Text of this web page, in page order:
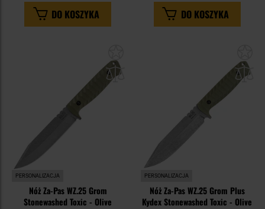
DO KOSZYKA DO KOSZYKA
PERSONALIZACJA
Nóż Za-Pas WZ.25 Grom
Stonewashed Toxic - Olive
PERSONALIZACJA
Nóż Za-Pas WZ.25 Grom Plus
Kydex Stonewashed Toxic - Olive